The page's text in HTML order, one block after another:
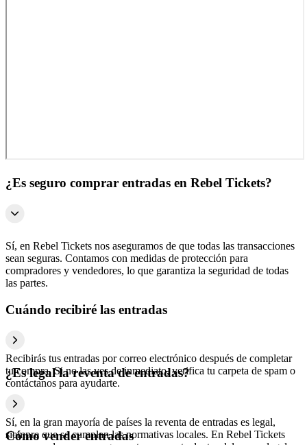
¿Es seguro comprar entradas en Rebel Tickets?
Sí, en Rebel Tickets nos aseguramos de que todas las transacciones
sean seguras. Contamos con medidas de protección para
compradores y vendedores, lo que garantiza la seguridad de todas
las partes.
Cuándo recibiré las entradas
Recibirás tus entradas por correo electrónico después de completar
tu compra. Si no las ves de inmediato, verifica tu carpeta de spam o
contáctanos para ayudarte.
¿Es legal la reventa de entradas?
Sí, en la gran mayoría de países la reventa de entradas es legal,
siempre que se cumplan las normativas locales. En Rebel Tickets
Cómo vender entradas